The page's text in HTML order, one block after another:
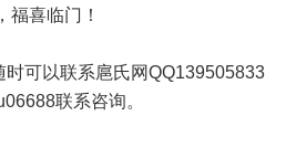
福喜临门！
可以联系扈氏网QQ139505833
联系咨询。